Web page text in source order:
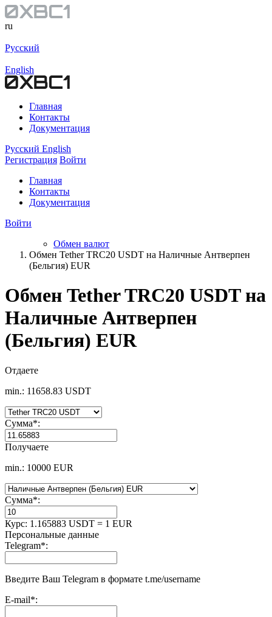
ru
Русский
English
Главная
Контакты
Документация
Русский English
Регистрация Войти
Главная
Контакты
Документация
Войти
Обмен валют
Обмен Tether TRC20 USDT на Наличные Антверпен
(Бельгия) EUR
Обмен Tether TRC20 USDT на
Наличные Антверпен
(Бельгия) EUR
Отдаете
min.: 11658.83 USDT
Сумма*:
Получаете
min.: 10000 EUR
Сумма*:
Курс: 1.165883 USDT = 1 EUR
Персональные данные
Telegram*:
Введите Ваш Telegram в формате t.me/username
E-mail*: